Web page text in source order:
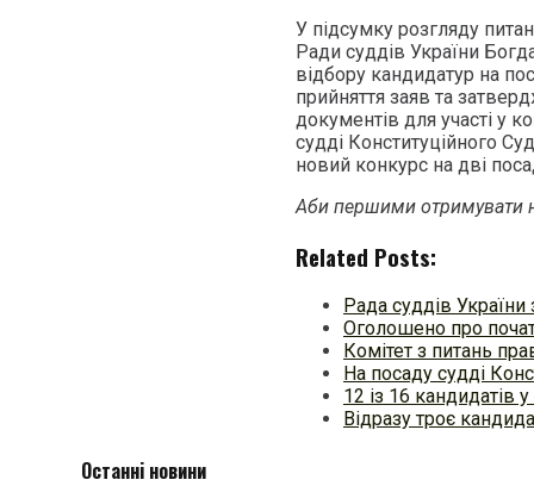
У підсумку розгляду
Ради суддів України
відбору кандидатур на
прийняття заяв та
документів для участі у
судді Конституційного
новий конкурс на дві
Аби першими отримувати
Related Posts:
Рада суддів
Оголошено про
Комітет з питань
На посаду судді
12 із 16 кандидатів
Відразу троє
Останні новини